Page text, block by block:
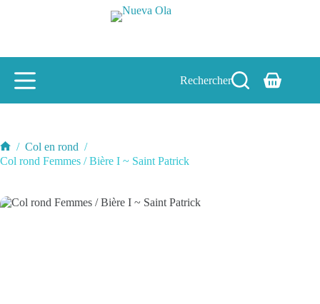
Rechercher
Panier
Accueil
/ Col en rond /
Col rond Femmes / Bière I ~ Saint Patrick